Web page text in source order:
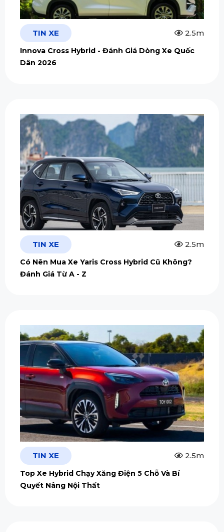
TIN XE 2.5m
Innova Cross Hybrid - Đánh Giá Dòng Xe Quốc
Dân 2026
TIN XE 2.5m
Có Nên Mua Xe Yaris Cross Hybrid Cũ Không?
Đánh Giá Từ A - Z
TIN XE 2.5m
Top Xe Hybrid Chạy Xăng Điện 5 Chỗ Và Bí
Quyết Nâng Nội Thất